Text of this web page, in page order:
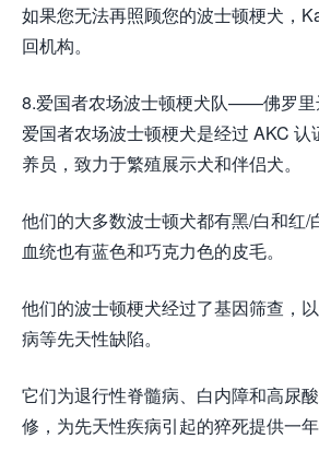
如果您无法再照顾您的波士顿梗犬，
回机构。
8.爱国者农场波士顿梗犬队——佛罗里
爱国者农场波士顿梗犬是经过 AKC 认
养员，致力于繁殖展示犬和伴侣犬。
他们的大多数波士顿犬都有黑/白和红/
血统也有蓝色和巧克力色的皮毛。
他们的波士顿梗犬经过了基因筛查，
病等先天性缺陷。
它们为退行性脊髓病、白内障和高尿
修，为先天性疾病引起的猝死提供一年